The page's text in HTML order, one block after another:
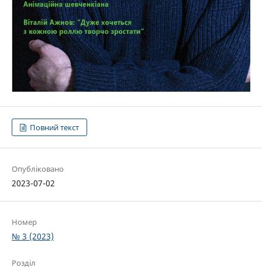
Повний текст
Опубліковано
2023-07-02
Номер
№ 3 (2023)
Розділ